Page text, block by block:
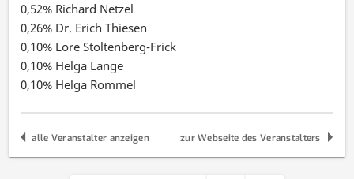
0,52% Richard Netzel
0,26% Dr. Erich Thiesen
0,10% Lore Stoltenberg-Frick
0,10% Helga Lange
0,10% Helga Rommel
alle Veranstalter anzeigen zur Webseite des Veranstalters